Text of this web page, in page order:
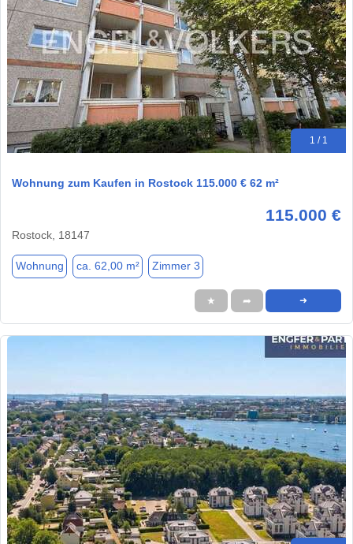
1 / 1
Wohnung zum Kaufen in Rostock 115.000 € 62 m²
115.000 €
Rostock, 18147
Wohnung ca. 62,00 m² Zimmer 3
★ ➦ ➜